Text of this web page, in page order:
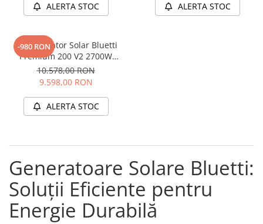
ALERTA STOC ALERTA STOC
-980 RON
Kit Generator Solar Bluetti
Premium 200 V2 2700W
2074Wh + panou 200W
10.578,00 RON
9.598,00 RON
ALERTA STOC
Generatoare Solare Bluetti:
Soluții Eficiente pentru
Energie Durabilă